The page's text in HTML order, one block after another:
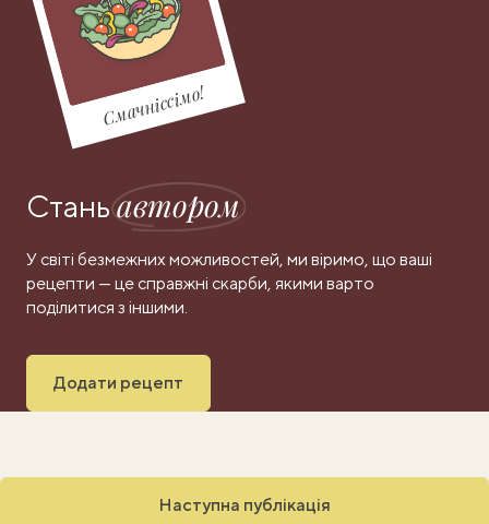
Смачніссімо!
Станьавтором
У світі безмежних можливостей, ми віримо, що ваші
рецепти — це справжні скарби, якими варто
поділитися з іншими.
Додати рецепт
Наступна публікація